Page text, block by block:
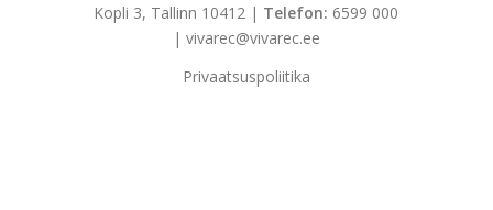
Kopli 3, Tallinn 10412 | Telefon: 6599 000
| vivarec@vivarec.ee
Privaatsuspoliitika